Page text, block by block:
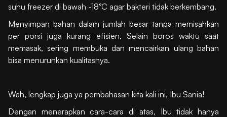
suhu freezer di bawah -18°C agar bakteri tidak berkembang.
Menyimpan bahan dalam jumlah besar tanpa memisahkan
per porsi juga kurang efisien. Selain boros waktu saat
memasak, sering membuka dan mencairkan ulang bahan
bisa menurunkan kualitasnya.
Wah, lengkap juga ya pembahasan kita kali ini, Ibu Sania!
Dengan menerapkan cara-cara di atas, Ibu tidak hanya